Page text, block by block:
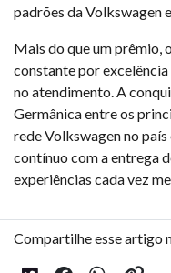
padrões da Volkswagen
Mais do que um prêmio,
constante por
no atendimento. A
Germânica entre os
rede Volkswagen no
contínuo com a entrega
experiências cada vez
Compartilhe esse artigo